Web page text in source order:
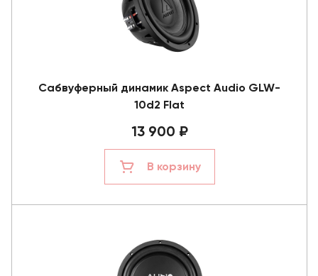
Сабвуферный динамик Aspect Audio GLW-
10d2 Flat
13 900 ₽
В корзину